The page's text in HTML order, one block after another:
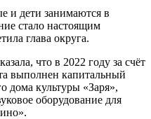
и дети занимаются в
стало настоящим
глава округа.
что в 2022 году за счёт
выполнен капитальный
дома культуры «Заря»,
оборудование для